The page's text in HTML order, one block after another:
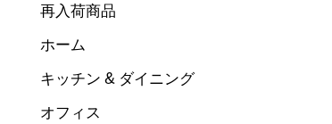
再入荷商品
ホーム
キッチン & ダイニング
オフィス